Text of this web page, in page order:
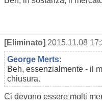
[Eliminato] 2015.11.08
George Merts:
Beh, essenzialmente - il
chiusura.
Ci devono essere molti